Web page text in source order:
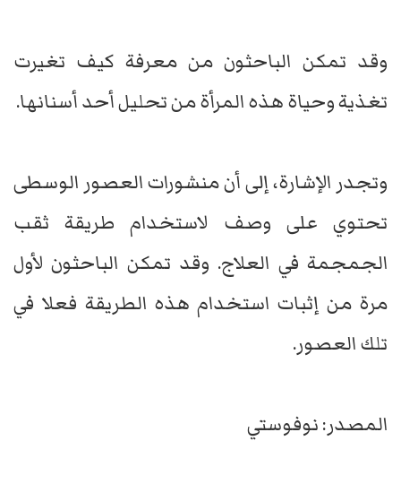
وقد تمكن الباحثون من معرفة كيف تغيرت
تغذية وحياة هذه المرأة من تحليل أحد أسنانها.
وتجدر الإشارة، إلى أن منشورات العصور الوسطى
تحتوي على وصف لاستخدام طريقة ثقب
الجمجمة في العلاج. وقد تمكن الباحثون لأول
مرة من إثبات استخدام هذه الطريقة فعلا في
تلك العصور.
المصدر: نوفوستي